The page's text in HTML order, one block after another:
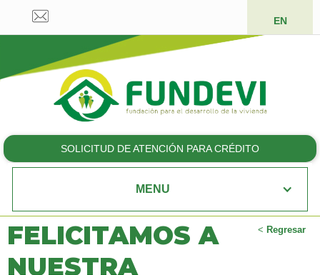
EN
SOLICITUD DE ATENCIÓN PARA CRÉDITO
MENU
< Regresar
FELICITAMOS A
NUESTRA